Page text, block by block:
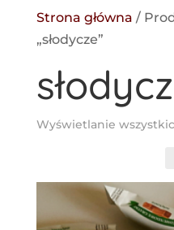
Strona główna /
„słodycze”
Wyświetlanie